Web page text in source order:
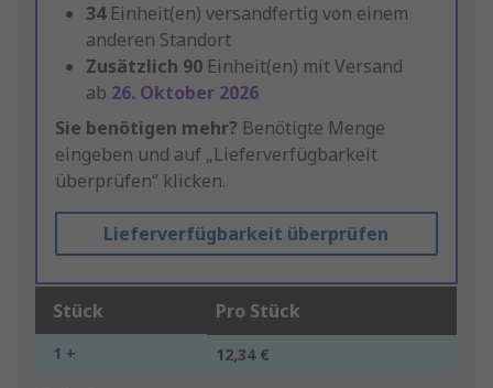
34 Einheit(en) versandfertig von einem
anderen Standort
Zusätzlich 90 Einheit(en) mit Versand
ab 26. Oktober 2026
Sie benötigen mehr? Benötigte Menge
eingeben und auf „Lieferverfügbarkeit
überprüfen“ klicken.
Lieferverfügbarkeit überprüfen
Stück Pro Stück
1 + 12,34 €